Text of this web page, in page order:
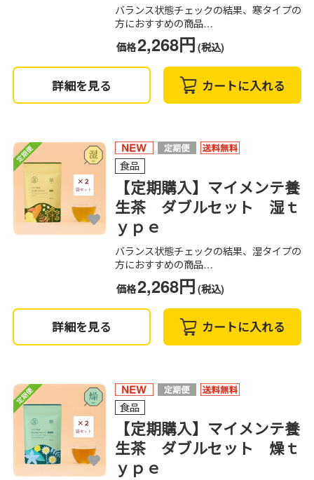
バランス状態チェックの結果、寒タイプの
方におすすめの商品…
価格2,268円 (税込)
詳細を見る カートに入れる
食品
【定期購入】マイメンテ養
生茶 ダブルセット 湿ｔ
ｙｐｅ
バランス状態チェックの結果、湿タイプの
方におすすめの商品…
価格2,268円 (税込)
詳細を見る カートに入れる
食品
【定期購入】マイメンテ養
生茶 ダブルセット 燥ｔ
ｙｐｅ